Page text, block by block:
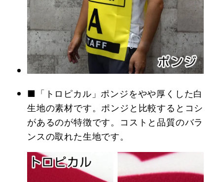
■「トロピカル」ポンジをやや厚くした白
生地の素材です。ポンジと比較するとコシ
があるのが特徴です。コストと品質のバラ
ンスの取れた生地です。